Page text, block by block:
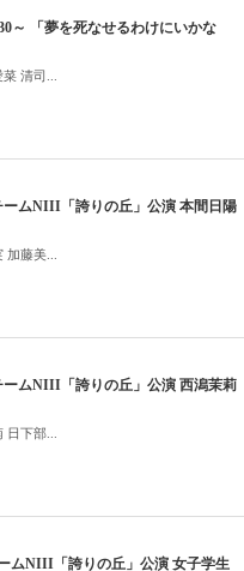
～ 「夢を死なせるわけにいかな
清司...
ームNIII「誇りの丘」公演 本間日陽
藤美...
ームNIII「誇りの丘」公演 西潟茉莉
下部...
ムNIII「誇りの丘」公演 女子学生